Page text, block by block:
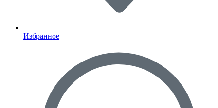
Избранное